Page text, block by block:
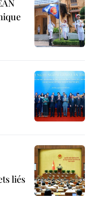
liés